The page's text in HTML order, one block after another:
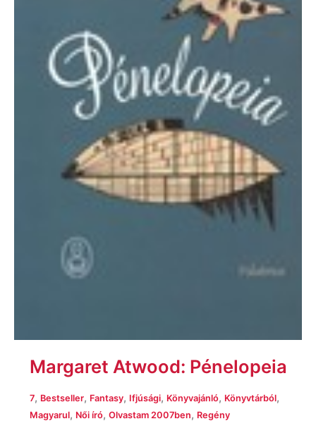
Margaret Atwood: Pénelopeia
7, Bestseller, Fantasy, Ifjúsági, Könyvajánló, Könyvtárból,
Magyarul, Női író, Olvastam 2007ben, Regény